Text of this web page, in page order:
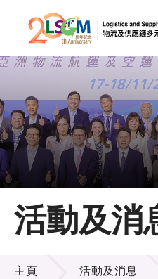
跳到內容（按
A
主頁
關於LSCM
技術商品化
活動及消
活動及消息
主頁 活動及消息